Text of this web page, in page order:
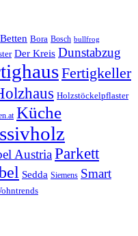
Betten Bora Bosch bullfrog
Der Kreis Dunstabzug
Fertigkeller
Holzstöckelpflaster
Küche
AustriaParkett
Sedda Siemens Smart